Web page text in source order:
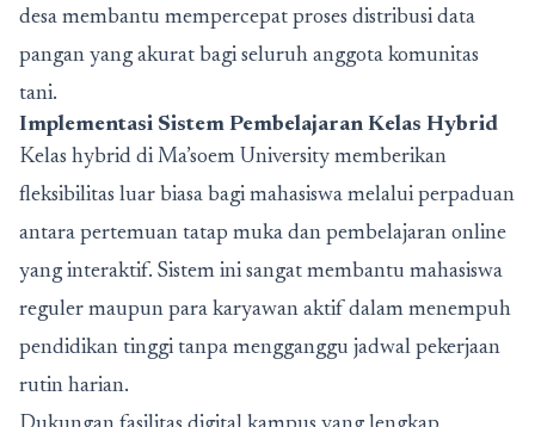
desa membantu mempercepat proses distribusi data
pangan yang akurat bagi seluruh anggota komunitas
tani.
Implementasi Sistem Pembelajaran Kelas Hybrid
Kelas hybrid di Ma’soem University memberikan
fleksibilitas luar biasa bagi mahasiswa melalui perpaduan
antara pertemuan tatap muka dan pembelajaran online
yang interaktif. Sistem ini sangat membantu mahasiswa
reguler maupun para karyawan aktif dalam menempuh
pendidikan tinggi tanpa mengganggu jadwal pekerjaan
rutin harian.